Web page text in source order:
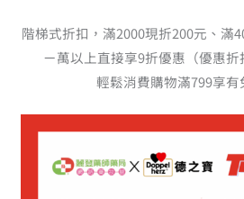
階梯式折扣，滿2000現折200元、滿
ㄧ萬以上直接享9折優惠（優惠折
輕鬆消費購物滿799享有